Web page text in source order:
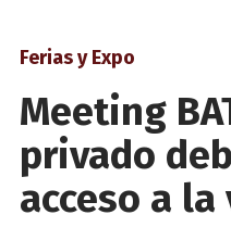
Ferias y Expo
Meeting
privado
acceso a